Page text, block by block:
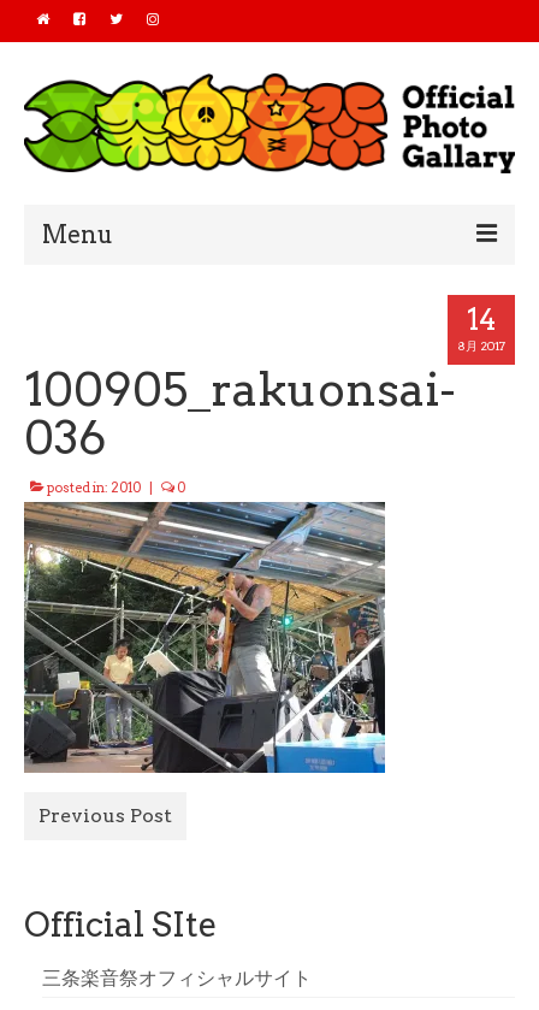
Menu
2018
2017
2016
All Photo
Official Site
14
8月 2017
100905_rakuonsai-
036
posted in: 2010 0
Previous Post
Official SIte
三条楽音祭オフィシャルサイト